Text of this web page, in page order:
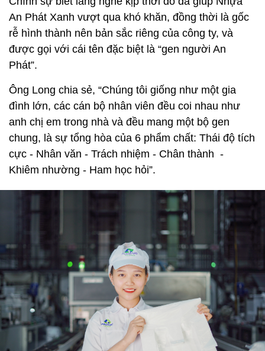
An Phát Xanh vượt qua khó khăn, đồng thời là gốc
rễ hình thành nên bản sắc riêng của công ty, và
được gọi với cái tên đặc biệt là “gen người An
Phát”.
Ông Long chia sẻ, “Chúng tôi giống như một gia
đình lớn, các cán bộ nhân viên đều coi nhau như
anh chị em trong nhà và đều mang một bộ gen
chung, là sự tổng hòa của 6 phẩm chất: Thái độ tích
cực - Nhân văn - Trách nhiệm - Chân thành -
Khiêm nhường - Ham học hỏi”.